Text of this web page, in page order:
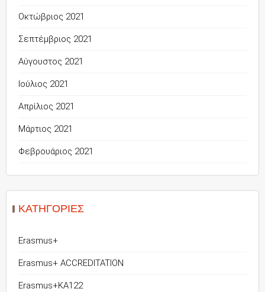
Οκτώβριος 2021
Σεπτέμβριος 2021
Αύγουστος 2021
Ιούλιος 2021
Απρίλιος 2021
Μάρτιος 2021
Φεβρουάριος 2021
KΑΤΗΓΟΡΊΕΣ
Erasmus+
Erasmus+ ACCREDITATION
Erasmus+KA122